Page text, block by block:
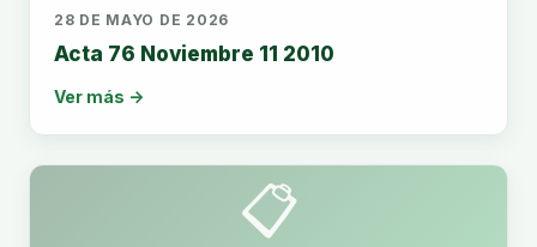
28 DE MAYO DE 2026
Acta 76 Noviembre 11 2010
Ver más →
📋